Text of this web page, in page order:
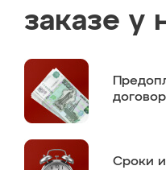
заказе у
Сроки